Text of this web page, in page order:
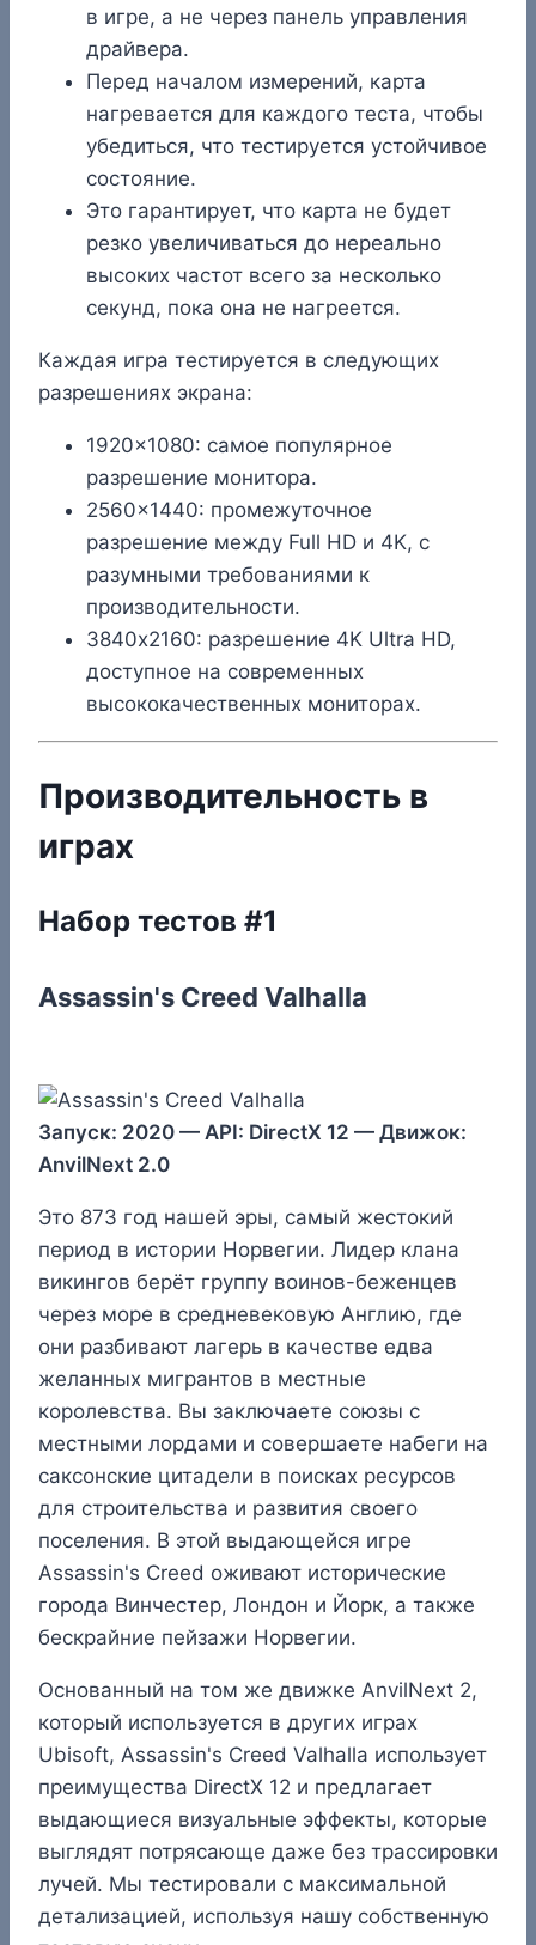
в игре, а не через панель управления
драйвера.
Перед началом измерений, карта
нагревается для каждого теста, чтобы
убедиться, что тестируется устойчивое
состояние.
Это гарантирует, что карта не будет
резко увеличиваться до нереально
высоких частот всего за несколько
секунд, пока она не нагреется.
Каждая игра тестируется в следующих
разрешениях экрана:
1920×1080: самое популярное
разрешение монитора.
2560×1440: промежуточное
разрешение между Full HD и 4K, с
разумными требованиями к
производительности.
3840х2160: разрешение 4K Ultra HD,
доступное на современных
высококачественных мониторах.
Производительность в
играх
Набор тестов #1
Assassin's Creed Valhalla
Запуск: 2020 — API: DirectX 12 — Движок:
AnvilNext 2.0
Это 873 год нашей эры, самый жестокий
период в истории Норвегии. Лидер клана
викингов берёт группу воинов-беженцев
через море в средневековую Англию, где
они разбивают лагерь в качестве едва
желанных мигрантов в местные
королевства. Вы заключаете союзы с
местными лордами и совершаете набеги на
саксонские цитадели в поисках ресурсов
для строительства и развития своего
поселения. В этой выдающейся игре
Assassin's Creed оживают исторические
города Винчестер, Лондон и Йорк, а также
бескрайние пейзажи Норвегии.
Основанный на том же движке AnvilNext 2,
который используется в других играх
Ubisoft, Assassin's Creed Valhalla использует
преимущества DirectX 12 и предлагает
выдающиеся визуальные эффекты, которые
выглядят потрясающе даже без трассировки
лучей. Мы тестировали с максимальной
детализацией, используя нашу собственную